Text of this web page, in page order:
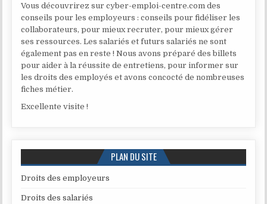
Vous découvrirez sur cyber-emploi-centre.com des
conseils pour les employeurs : conseils pour fidéliser les
collaborateurs, pour mieux recruter, pour mieux gérer
ses ressources. Les salariés et futurs salariés ne sont
également pas en reste ! Nous avons préparé des billets
pour aider à la réussite de entretiens, pour informer sur
les droits des employés et avons concocté de nombreuses
fiches métier.
Excellente visite !
PLAN DU SITE
Droits des employeurs
Droits des salariés